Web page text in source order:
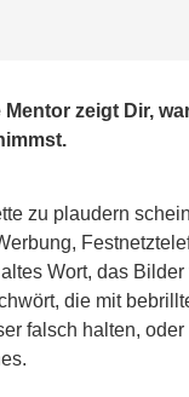
zeigt Dir,
zu plaudern
Wort, das
die mit
falsch halten,